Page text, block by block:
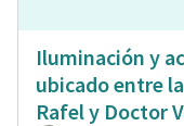
Iluminación y
ubicado entre
Rafel y Doctor